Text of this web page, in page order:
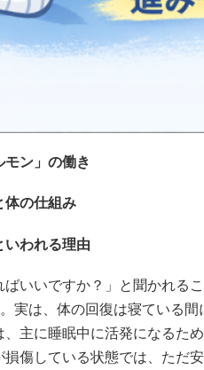
モン」の働き
体の仕組み
いわれる理由
ばいいですか？」と聞かれる
実は、体の回復は寝ている
主に睡眠中に活発になるた
傷している状態では、ただ